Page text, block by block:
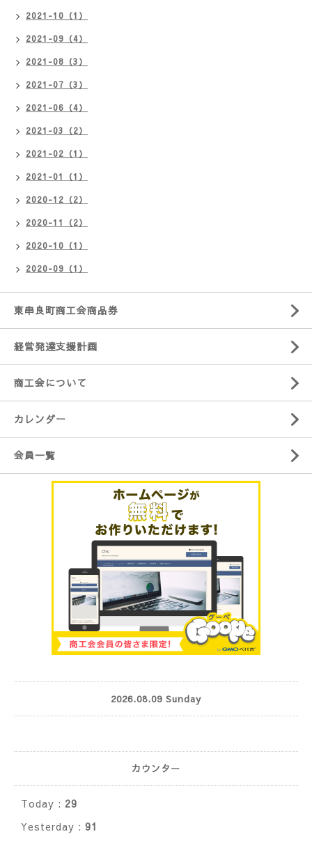
2021-10（1）
2021-09（4）
2021-08（3）
2021-07（3）
2021-06（4）
2021-03（2）
2021-02（1）
2021-01（1）
2020-12（2）
2020-11（2）
2020-10（1）
2020-09（1）
東串良町商工会商品券
経営発達支援計画
商工会について
カレンダー
会員一覧
2026.08.09 Sunday
カウンター
Today : 29
Yesterday : 91